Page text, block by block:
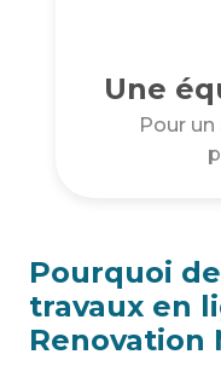
Une
Pour
Pourquoi
travaux en
Renovation